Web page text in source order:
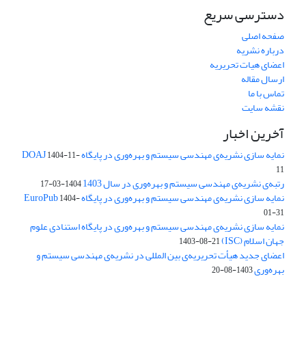
دسترسی سریع
صفحه اصلی
درباره نشریه
اعضای هیات تحریریه
ارسال مقاله
تماس با ما
نقشه سایت
آخرین اخبار
نمایه سازی نشریه‌ی مهندسی سیستم و بهره‌وری در پایگاه DOAJ1404-11-
11
رتبه‌ی نشریه‌ی مهندسی سیستم و بهره‌وری در سال 1403 1404-03-17
نمایه سازی نشریه‌ی مهندسی سیستم و بهره‌وری در پایگاه EuroPub1404-
01-31
نمایه سازی نشریه‌ی مهندسی سیستم و بهره‌وری در پایگاه استنادی علوم
جهان اسلام (ISC) 1403-08-21
اعضای جدید هیأت تحریریه‌ی بین المللی در نشریه‌ی مهندسی سیستم و
بهره‌وری1403-08-20